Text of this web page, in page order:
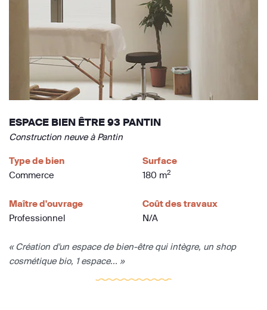
ESPACE BIEN ÊTRE 93 PANTIN
Construction neuve à Pantin
Type de bien
Commerce
Surface
180 m2
Maître d'ouvrage
Professionnel
Coût des travaux
N/A
« Création d'un espace de bien-être qui intègre, un shop
cosmétique bio, 1 espace... »